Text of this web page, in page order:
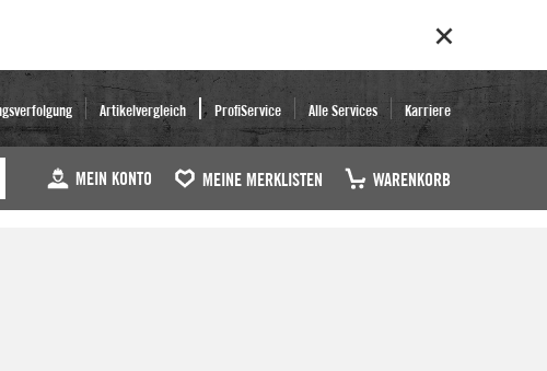
Artikelvergleich ProfiService Alle Services Karriere
MEIN KONTO MEINE MERKLISTEN WARENKORB